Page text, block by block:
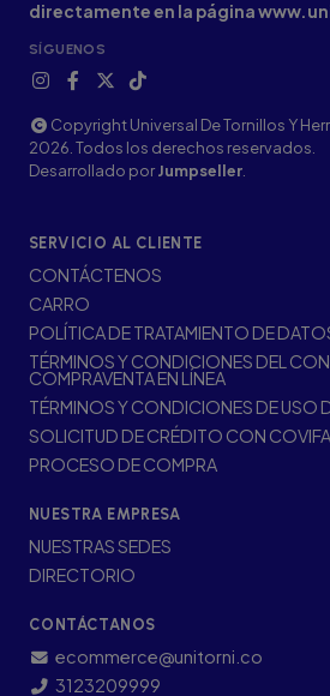
directamente en la página
SÍGUENOS
Copyright Universal De Tornillos Y
2026. Todos los derechos reservados.
Desarrollado porJumpseller
SERVICIO AL CLIENTE
CONTÁCTENOS
CARRO
POLÍTICA DE TRATAMIENTO DE
TÉRMINOS Y CONDICIONES DEL
COMPRAVENTA EN LÍNEA
TÉRMINOS Y CONDICIONES DE USO
SOLICITUD DE CRÉDITO CON
PROCESO DE COMPRA
NUESTRA EMPRESA
NUESTRAS SEDES
DIRECTORIO
CONTÁCTANOS
ecommerce@unitorni.co
3123209999